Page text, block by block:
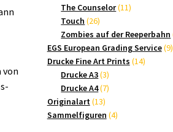
von
Produkte
The Counselor 1111
Touch 2626
Produkte
Zombies auf der Reeperbahn
EGS European Grading Service 99
Drucke Fine Art Prints 1414
Drucke A3 33
Produkte
Drucke A4 77
Originalart 1313
Produkte
Sammelfiguren 44